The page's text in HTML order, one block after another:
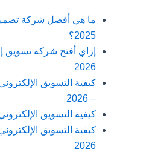
م ا هي أفضل شركة تصميم
2025؟
2026
كيفية التسويق الإلكتروني لمنتج في
2026